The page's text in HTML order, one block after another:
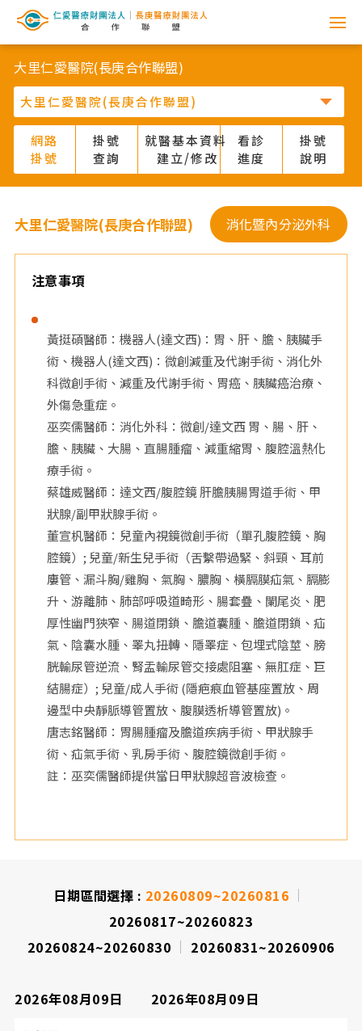
網
路
掛
號
系
統
-
仁
愛
大里仁愛醫院(長庚合作聯盟)
網路
掛號
掛號
查詢
就醫基本資料
建立/修改
看診
進度
掛號
說明
大里仁愛醫院(長庚合作聯盟) 消化暨內分泌外科
注意事項
黃挺碩醫師：機器人(達文西)：胃、肝、膽、胰臟手
術、機器人(達文西)：微創減重及代謝手術、消化外
科微創手術、減重及代謝手術、胃癌、胰臟癌治療、
外傷急重症。
巫奕儒醫師：消化外科：微創/達文西 胃、腸、肝、
膽、胰臟、大腸、直腸腫瘤、減重縮胃、腹腔溫熱化
療手術。
蔡雄威醫師：達文西/腹腔鏡 肝膽胰腸胃道手術、甲
狀腺/副甲狀腺手術。
董宣杋醫師：兒童內視鏡微創手術（單孔腹腔鏡、胸
腔鏡）; 兒童/新生兒手術（舌繫帶過緊、斜頸、耳前
廔管、漏斗胸/雞胸、氣胸、膿胸、橫膈膜疝氣、膈膨
升、游離肺、肺部呼吸道畸形、腸套疊、闌尾炎、肥
厚性幽門狹窄、腸道閉鎖、膽道囊腫、膽道閉鎖、疝
氣、陰囊水腫、睪丸扭轉、隱睪症、包埋式陰莖、膀
胱輸尿管逆流、腎盂輸尿管交接處阻塞、無肛症、巨
結腸症）; 兒童/成人手術 (隱疤痕血管基座置放、周
邊型中央靜脈導管置放、腹膜透析導管置放)。
唐志銘醫師：胃腸腫瘤及膽道疾病手術、甲狀腺手
術、疝氣手術、乳房手術、腹腔鏡微創手術。
註：巫奕儒醫師提供當日甲狀腺超音波檢查。
日期區間選擇 : 20260809~20260816
20260817~20260823
20260824~20260830
20260831~20260906
2026年08月09日 2026年08月09日